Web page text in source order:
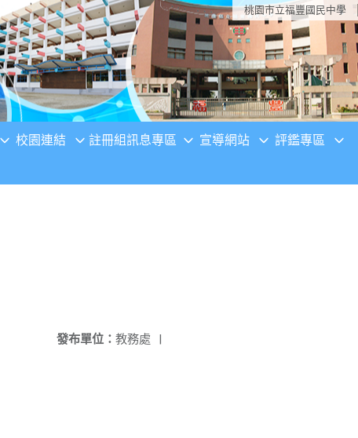
桃園市立福豐國民中學
校園連結 註冊組訊息專區 宣導網站 評鑑專區
發布單位： 教務處 |